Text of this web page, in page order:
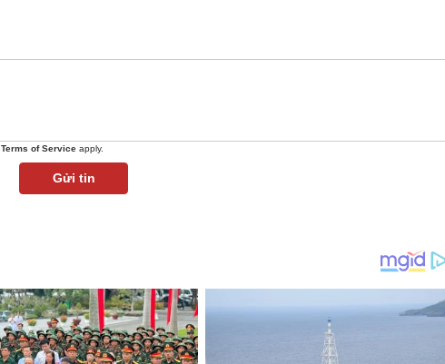
Terms of Service apply.
Gửi tin